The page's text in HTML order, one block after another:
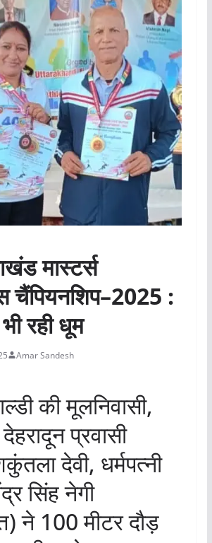
मास्टर्स
चैंपियनशिप–2025 :
रही धूम
Amar Sandesh
की मूलनिवासी,
प्रवासी
देवी, धर्मपत्नी
सिंह नेगी
ने 100 मीटर दौड़